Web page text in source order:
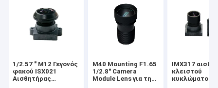
1/2.57 " M12 Γεγονός
φακού ISX021
Αισθητήρας
M40 Mounting F1.65
1/2.8" Camera
Module Lens για την
IMX317
κλειστού
κυκλώματος